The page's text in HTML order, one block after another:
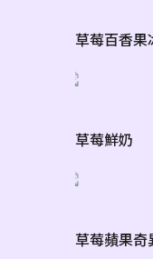
草莓百香果
草莓鮮奶
草莓蘋果奇